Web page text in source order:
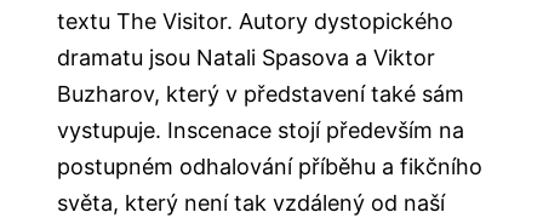
textu The Visitor. Autory dystopického
dramatu jsou Natali Spasova a Viktor
Buzharov, který v představení také sám
vystupuje. Inscenace stojí především na
postupném odhalování příběhu a fikčního
světa, který není tak vzdálený od naší